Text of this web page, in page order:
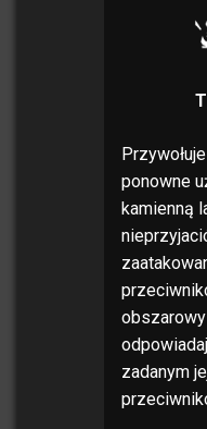
ponowne
kamienną
zadanym